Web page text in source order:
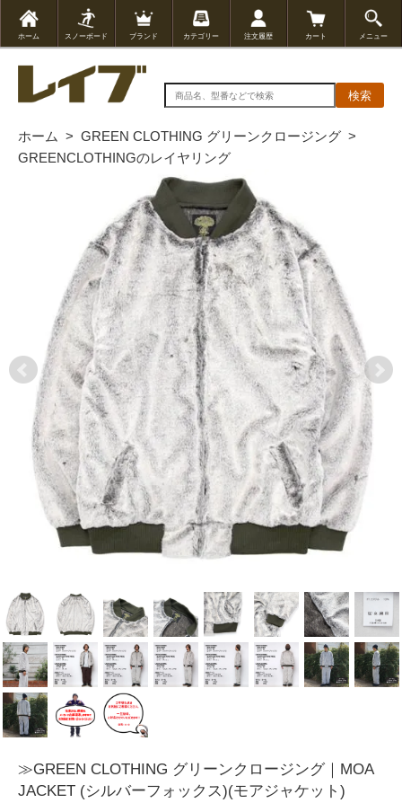
ホーム スノーボード ブランド カテゴリー 注文履歴 カート メニュー
検索
ホーム > GREEN CLOTHING グリーンクロージング >
GREENCLOTHINGのレイヤリング
≫GREEN CLOTHING グリーンクロージング｜MOA
JACKET (シルバーフォックス)(モアジャケット)